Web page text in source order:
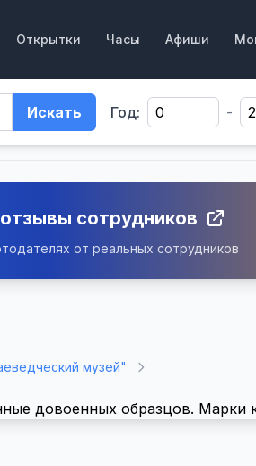
Открытки Часы Афиши
Искать Год: -
сотрудников
от реальных сотрудников
музей"